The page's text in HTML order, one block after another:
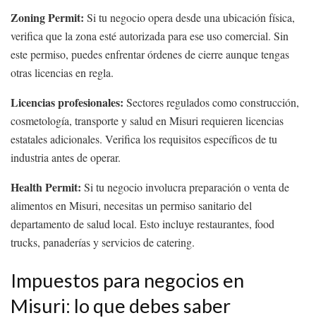
Zoning Permit: Si tu negocio opera desde una ubicación física,
verifica que la zona esté autorizada para ese uso comercial. Sin
este permiso, puedes enfrentar órdenes de cierre aunque tengas
otras licencias en regla.
Licencias profesionales: Sectores regulados como construcción,
cosmetología, transporte y salud en Misuri requieren licencias
estatales adicionales. Verifica los requisitos específicos de tu
industria antes de operar.
Health Permit: Si tu negocio involucra preparación o venta de
alimentos en Misuri, necesitas un permiso sanitario del
departamento de salud local. Esto incluye restaurantes, food
trucks, panaderías y servicios de catering.
Impuestos para negocios en
Misuri: lo que debes saber